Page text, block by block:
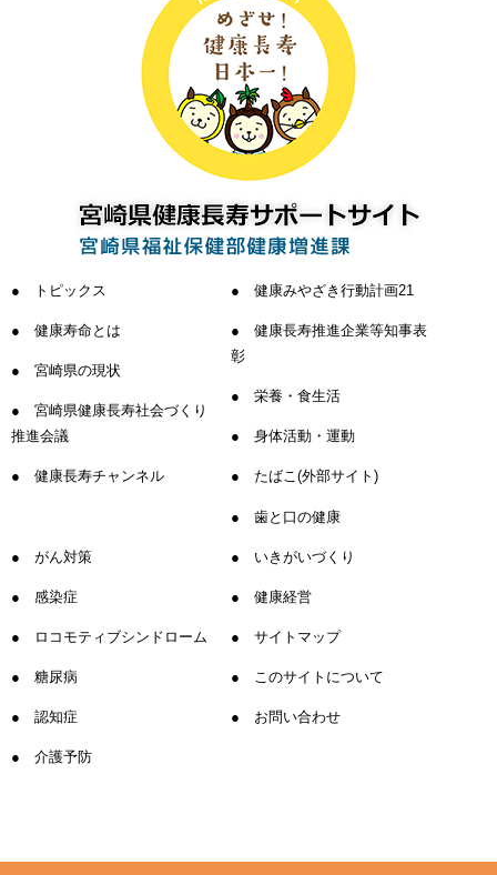
トピックス
健康寿命とは
宮崎県の現状
宮崎県健康長寿社会づくり
推進会議
健康長寿チャンネル
健康みやざき行動計画21
健康長寿推進企業等知事表
彰
栄養・食生活
身体活動・運動
たばこ(外部サイト)
歯と口の健康
がん対策
感染症
ロコモティブシンドローム
糖尿病
認知症
介護予防
いきがいづくり
健康経営
サイトマップ
このサイトについて
お問い合わせ